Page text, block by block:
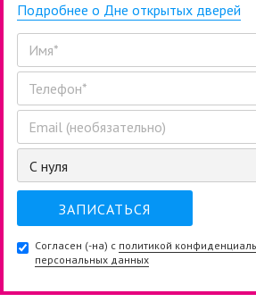
Подробнее о Дне открытых дверей
Согласен (-на) с политикой
персональных данных